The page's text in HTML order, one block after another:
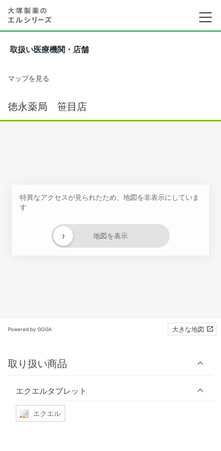
取扱い医療機関・店舗
マップを見る
徳永薬局 笹目店
特異なアクセスが見られたため、地図を非表示にしていま
す
地図を表示
›
Powered by GOGA 大きな地図
取り扱い商品
エクエルタブレット
エクエル